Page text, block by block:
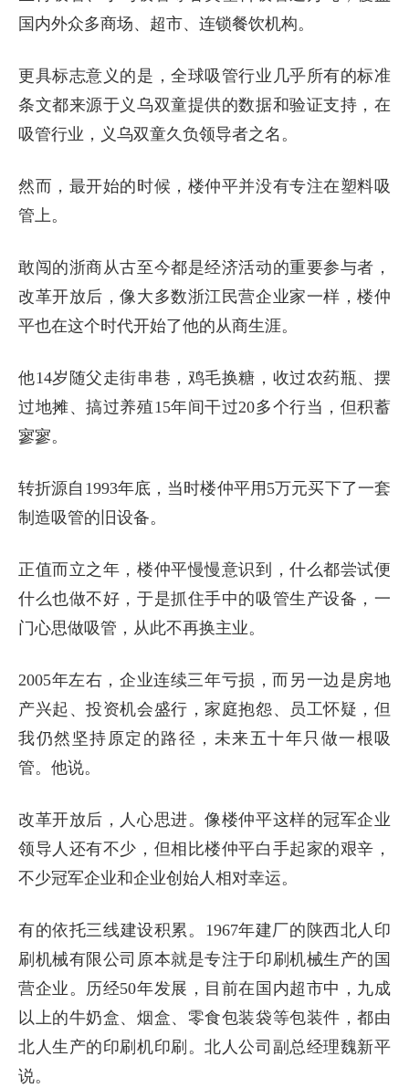
国内外众多商场、超市、连锁餐饮机构。
更具标志意义的是，全球吸管行业几乎所有的标准
条文都来源于义乌双童提供的数据和验证支持，在
吸管行业，义乌双童久负领导者之名。
然而，最开始的时候，楼仲平并没有专注在塑料吸
管上。
敢闯的浙商从古至今都是经济活动的重要参与者，
改革开放后，像大多数浙江民营企业家一样，楼仲
平也在这个时代开始了他的从商生涯。
他14岁随父走街串巷，鸡毛换糖，收过农药瓶、摆
过地摊、搞过养殖15年间干过20多个行当，但积蓄
寥寥。
转折源自1993年底，当时楼仲平用5万元买下了一套
制造吸管的旧设备。
正值而立之年，楼仲平慢慢意识到，什么都尝试便
什么也做不好，于是抓住手中的吸管生产设备，一
门心思做吸管，从此不再换主业。
2005年左右，企业连续三年亏损，而另一边是房地
产兴起、投资机会盛行，家庭抱怨、员工怀疑，但
我仍然坚持原定的路径，未来五十年只做一根吸
管。他说。
改革开放后，人心思进。像楼仲平这样的冠军企业
领导人还有不少，但相比楼仲平白手起家的艰辛，
不少冠军企业和企业创始人相对幸运。
有的依托三线建设积累。1967年建厂的陕西北人印
刷机械有限公司原本就是专注于印刷机械生产的国
营企业。历经50年发展，目前在国内超市中，九成
以上的牛奶盒、烟盒、零食包装袋等包装件，都由
北人生产的印刷机印刷。北人公司副总经理魏新平
说。